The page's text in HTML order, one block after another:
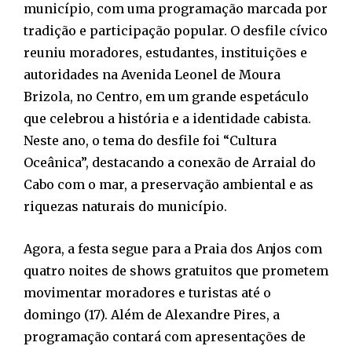
município, com uma programação marcada por
tradição e participação popular. O desfile cívico
reuniu moradores, estudantes, instituições e
autoridades na Avenida Leonel de Moura
Brizola, no Centro, em um grande espetáculo
que celebrou a história e a identidade cabista.
Neste ano, o tema do desfile foi “Cultura
Oceânica”, destacando a conexão de Arraial do
Cabo com o mar, a preservação ambiental e as
riquezas naturais do município.
Agora, a festa segue para a Praia dos Anjos com
quatro noites de shows gratuitos que prometem
movimentar moradores e turistas até o
domingo (17). Além de Alexandre Pires, a
programação contará com apresentações de